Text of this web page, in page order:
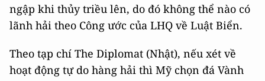
ngập khi thủy triều lên, do đó không thể nào có
lãnh hải theo Công ước của LHQ về Luật Biển.
Theo tạp chí The Diplomat (Nhật), nếu xét về
hoạt động tự do hàng hải thì Mỹ chọn đá Vành